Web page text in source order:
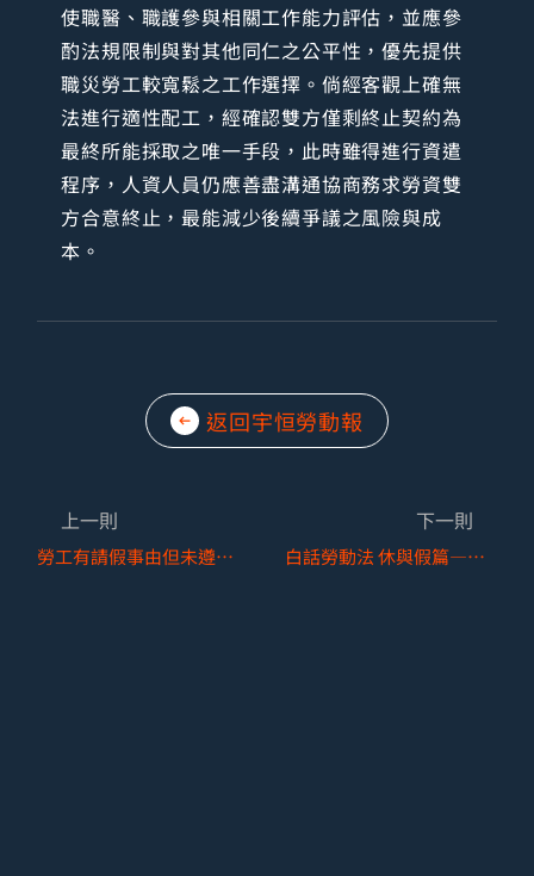
使職醫、職護參與相關工作能力評估，並應參
酌法規限制與對其他同仁之公平性，優先提供
職災勞工較寬鬆之工作選擇。倘經客觀上確無
法進行適性配工，經確認雙方僅剩終止契約為
最終所能採取之唯一手段，此時雖得進行資遣
程序，人資人員仍應善盡溝通協商務求勞資雙
方合意終止，最能減少後續爭議之風險與成
本。
返回宇恒勞動報
上一則
勞工有請假事由但未遵守請假程序時，雇主得否以無故曠職為由解僱？
下一則
白話勞動法 休與假篇—依政府行政機關辦公日曆表「彈性放假」與「補班」注意事項